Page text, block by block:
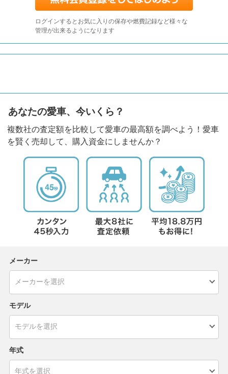
ログインするとお気に入りの保存や燃費記録など様々な
管理が出来るようになります
あなたの愛車、今いくら？
複数社の査定額を比較して愛車の最高額を調べよう！愛車
を賢く売却して、購入資金にしませんか？
メーカー
モデル
年式